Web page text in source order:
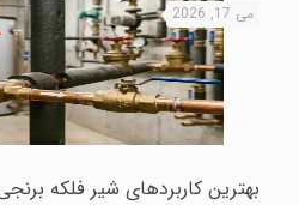
می 17, 2026
بهترین کاربردهای شیر فلکه